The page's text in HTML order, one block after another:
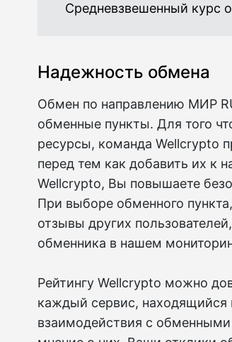
Средневзвешенный курс
Надежность обмена
Обмен по направлению МИР
обменные пункты. Для того
ресурсы, команда Wellcrypto
перед тем как добавить их к
Wellcrypto, Вы повышаете
При выборе обменного
отзывы других
обменника в нашем
Рейтингу Wellcrypto можно
каждый сервис, находящийся
взаимодействия с